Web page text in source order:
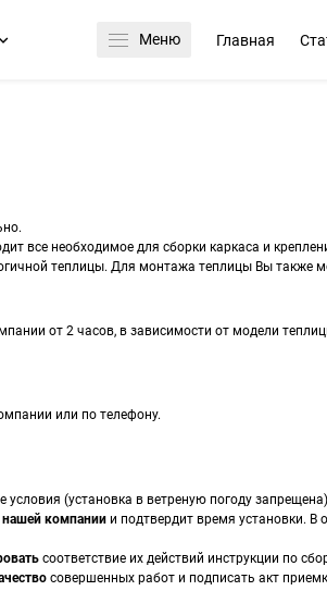
Меню Главная
все необходимое для сборки каркаса и
теплицы. Для монтажа теплицы Вы также
от 2 часов, в зависимости от модели
или по телефону.
условия (установка в ветреную погоду
компаниии подтвердит время установки. В
соответствие их действий инструкции по
совершенных работ и подписать акт